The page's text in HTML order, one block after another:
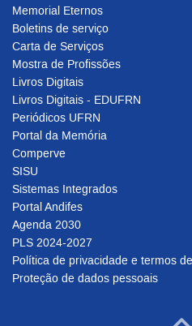
Memorial Eternos
Boletins de serviço
Carta de Serviços
Mostra de Profissões
Livros Digitais
Livros Digitais - EDUFRN
Periódicos UFRN
Portal da Memória
Comperve
SISU
Sistemas Integrados
Portal Andifes
Agenda 2030
PLS 2024-2027
Política de privacidade e termos
Proteção de dados pessoais